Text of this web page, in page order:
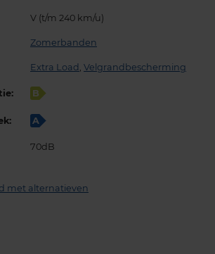
V (t/m 240 km/u)
Zomerbanden
Extra Load , Velgrandbescherming
B
A
70dB
met alternatieven